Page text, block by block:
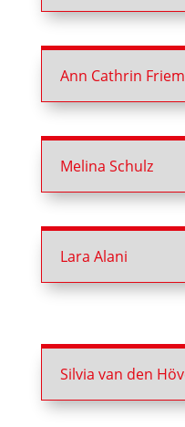
Ann Cathrin
Melina Schulz
Lara Alani
Silvia van den